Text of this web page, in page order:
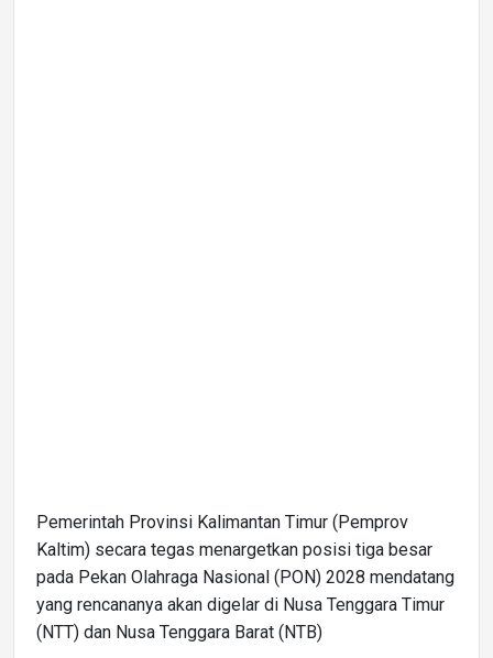
Pemerintah Provinsi Kalimantan Timur (Pemprov
Kaltim) secara tegas menargetkan posisi tiga besar
pada Pekan Olahraga Nasional (PON) 2028 mendatang
yang rencananya akan digelar di Nusa Tenggara Timur
(NTT) dan Nusa Tenggara Barat (NTB)